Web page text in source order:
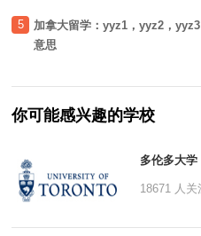
5
加拿大留学：yyz1，yyz2，
意思
你可能感兴趣的学校
多伦多大学
18671 人关